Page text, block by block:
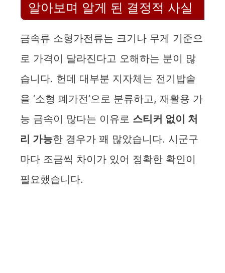
알아보며 알게 된 결정적 사실
금속류 소형가전류는 크기나 무게 기준으
로 가격이 달라진다고 오해하는 분이 많
습니다. 헌데 대부분 지자체는 전기밥솥
을 ‘소형 폐가전’으로 분류하고, 재활용 가
능 금속이 많다는 이유로 스티커 없이 처
리 가능한 경우가 꽤 많았습니다. 시군구
마다 조금씩 차이가 있어 정확한 확인이
필요했습니다.